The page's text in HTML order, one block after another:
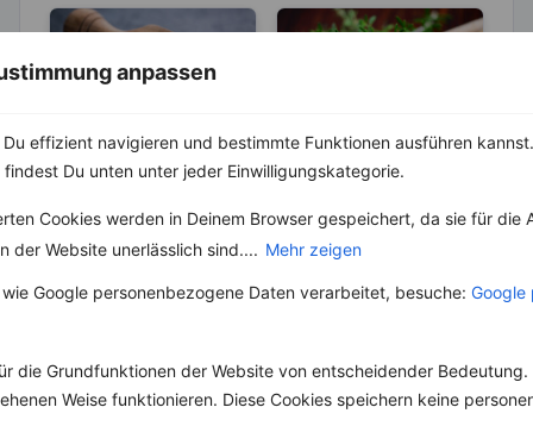
anpassen
effizient navigieren und bestimmte Funktionen ausführen
Du unten unter jeder Einwilligungskategorie.
Cookies werden in Deinem Browser gespeichert, da sie für die
der Website unerlässlich sind.... Mehr zeigen
Google personenbezogene Daten verarbeitet, besuche: Google
die Grundfunktionen der Website von entscheidender Bedeutung.
Weise funktionieren. Diese Cookies speichern keine
ABNEHMEN
Salz – Die
Abnehmbremse
Salz ist ein
denken. Der...
KRÄUTER & GEWÜRZE
Unterschiede
zwischen den
Sorten
Die Heimat des echten
Pfeffers ist die
Malabarküste in Indien.